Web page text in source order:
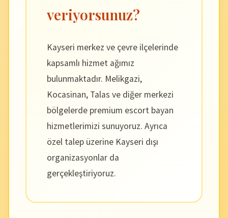
veriyorsunuz?
Kayseri merkez ve çevre ilçelerinde
kapsamlı hizmet ağımız
bulunmaktadır. Melikgazi,
Kocasinan, Talas ve diğer merkezi
bölgelerde premium escort bayan
hizmetlerimizi sunuyoruz. Ayrıca
özel talep üzerine Kayseri dışı
organizasyonlar da
gerçekleştiriyoruz.